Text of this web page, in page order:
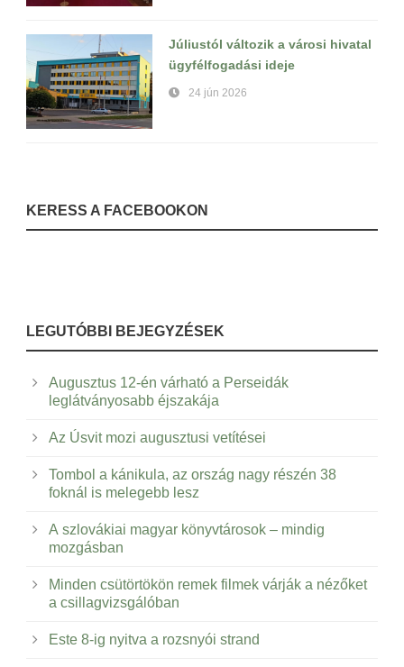
Júliustól változik a városi hivatal
ügyfélfogadási ideje
24 jún 2026
KERESS A FACEBOOKON
LEGUTÓBBI BEJEGYZÉSEK
Augusztus 12-én várható a Perseidák
leglátványosabb éjszakája
Az Úsvit mozi augusztusi vetítései
Tombol a kánikula, az ország nagy részén 38
foknál is melegebb lesz
A szlovákiai magyar könyvtárosok – mindig
mozgásban
Minden csütörtökön remek filmek várják a nézőket
a csillagvizsgálóban
Este 8-ig nyitva a rozsnyói strand